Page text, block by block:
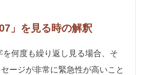
」を見る時の解釈
を何度も繰り返し見る場合、そ
ージが非常に緊急性が高いこと